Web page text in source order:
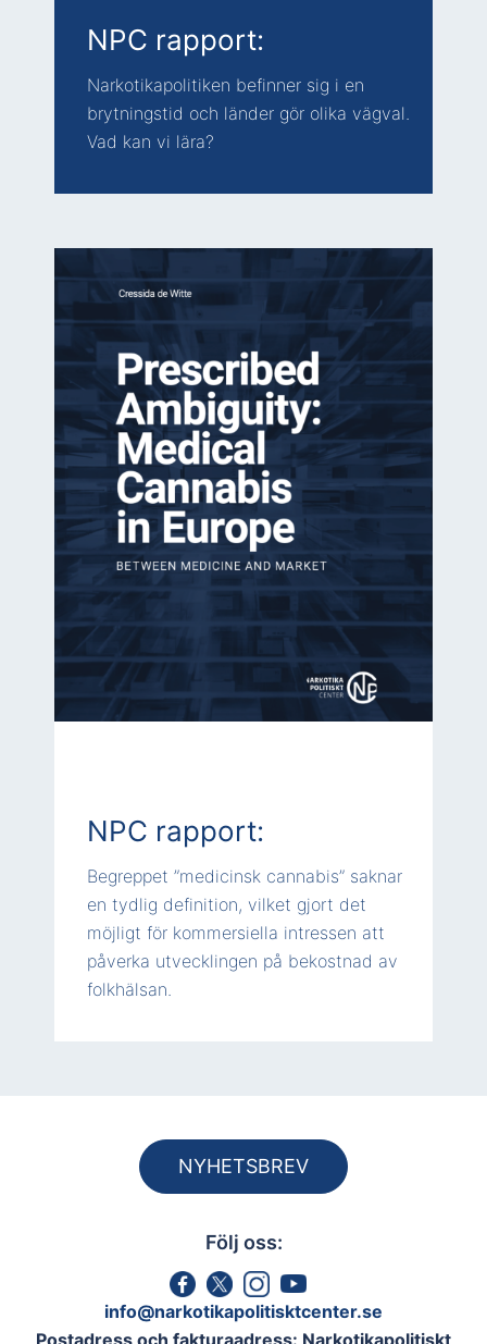
NPC rapport:
Narkotikapolitiken befinner sig i en
brytningstid och länder gör olika vägval.
Vad kan vi lära?
NPC rapport:
Begreppet ”medicinsk cannabis” saknar
en tydlig definition, vilket gjort det
möjligt för kommersiella intressen att
påverka utvecklingen på bekostnad av
folkhälsan.
NYHETSBREV
Följ oss:
info@narkotikapolitisktcenter.se
Postadress och fakturaadress: Narkotikapolitiskt